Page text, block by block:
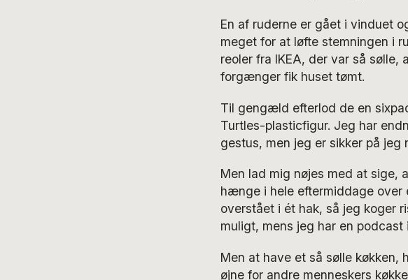
En af ruderne er gået i vinduet
meget for at løfte stemningen i
reoler fra IKEA, der var så
forgænger fik huset tømt.
Til gengæld efterlod de en
Turtles-plasticfigur. Jeg har
gestus, men jeg er sikker på
Men lad mig nøjes med at sige,
hænge i hele eftermiddage over
overstået i ét hak, så jeg koger
muligt, mens jeg har en
Men at have et så sølle
øjne for andre menneskers